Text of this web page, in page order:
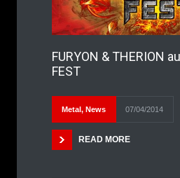
FURYON & THERION
FEST
Metal, News 07/04/2014
READ MORE